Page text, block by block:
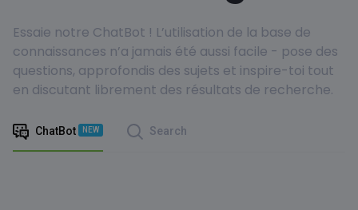
Essaie notre ChatBot ! L’utilisation de la base de
connaissances n’a jamais été aussi facile - pose des
questions, approfondis des sujets et inspire-toi tout
en discutant librement des résultats de recherche.
ChatBot NEW Search